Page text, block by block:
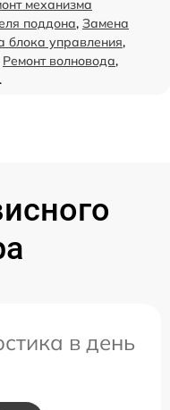
механизма
поддона, Замена
блока управления,
Ремонт волновода,
.
в день